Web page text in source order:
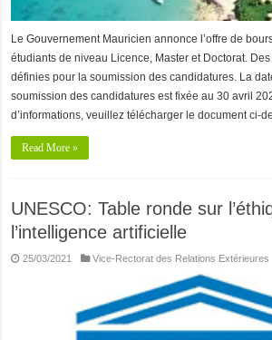
Le Gouvernement Mauricien annonce l’offre de
étudiants de niveau Licence, Master et Doctorat.
définies pour la soumission des candidatures. La
soumission des candidatures est fixée au 30 avril
d’informations, veuillez télécharger le document ci-
Read More »
UNESCO: Table ronde sur
l’intelligence artificielle
25/03/2021 Vice-Rectorat des Relations Extérieures